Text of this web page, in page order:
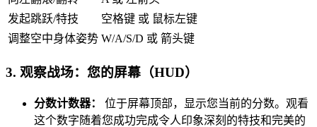
发起跳跃/特技
空格键 或 鼠标左键
调整空中身体姿势 W/A/S/D 或 箭头键
3. 观察战场：您的屏幕（HUD）
分数计数器：
位于屏幕顶部，显示您当前的分数。观看
这个数字随着您成功完成令人印象深刻的特技和完美的